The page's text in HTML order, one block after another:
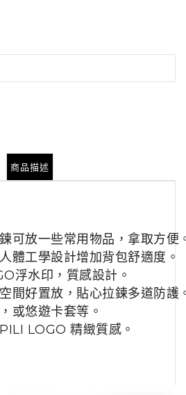
商品描述
可放一些常用物品，拿取方便
體工學設計增加背包舒適度。
浮水印，質感設計。
間好置放，貼心拉鍊多道防護
或悠遊卡套等。
LOGO 精緻質感。